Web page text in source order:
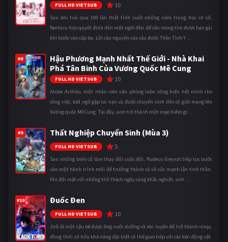
FULL HD VIETSUB 10
Sau khi trải qua 100 lần thất tình suốt những năm trung học cơ sở,
Rentaro Aijo quyết định đến một ngôi đền để cầu mong tìm được bạn gái
khi bước vào cấp ba. Lời cầu nguyện của cậu được Thần Tình Y ...
#8
Hậu Phương Mạnh Nhất Thế Giới - Nhà Khai
Phá Tân Binh Của Vương Quốc Mê Cung
FULL HD VIETSUB 10
Atobe Arihito, một nhân viên văn phòng luôn cống hiến hết mình cho
công việc, bất ngờ gặp tai nạn và được chuyển sinh đến dị giới mang tên
Vương quốc Mê Cung. Tại đây, anh trở thành một mạo hiểm gi ...
#9 Thất Nghiệp Chuyển Sinh (Mùa 3)
FULL HD VIETSUB 5
Sau những biến cố làm thay đổi cuộc đời, Rudeus Greyrat tiếp tục bước
vào một hành trình mới để trưởng thành cả về sức mạnh lẫn tinh thần.
Khi đối mặt với những thử thách ngày càng khắc nghiệt, anh ...
#10 Đuốc Đen
FULL HD VIETSUB 10
Jirô là một cậu bé được ông nuôi dưỡng và rèn luyện để trở thành ninja,
đồng thời sở hữu khả năng đặc biệt có thể giao tiếp với các loài động vật.